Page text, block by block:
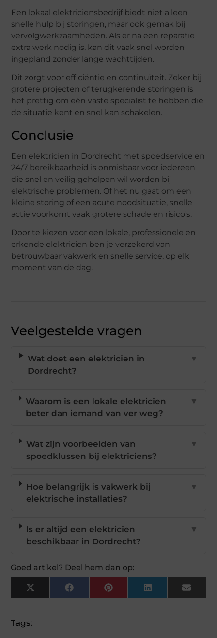
Een lokaal elektriciensbedrijf biedt niet alleen
snelle hulp bij storingen, maar ook gemak bij
vervolgwerkzaamheden. Als er na een reparatie
extra werk nodig is, kan dit vaak snel worden
ingepland zonder lange wachttijden.
Dit zorgt voor efficiëntie en continuïteit. Zeker bij
grotere projecten of terugkerende storingen is
het prettig om één vaste specialist te hebben die
de situatie kent en snel kan schakelen.
Conclusie
Een elektricien in Dordrecht met spoedservice en
24/7 bereikbaarheid is onmisbaar voor iedereen
die snel en veilig geholpen wil worden bij
elektrische problemen. Of het nu gaat om een
kleine storing of een acute noodsituatie, snelle
actie voorkomt vaak grotere schade en risico’s.
Door te kiezen voor een lokale, professionele en
erkende elektricien ben je verzekerd van
betrouwbaar vakwerk en snelle service, op elk
moment van de dag.
Veelgestelde vragen
Wat doet een elektricien in
Dordrecht?
▼
Waarom is een lokale elektricien
beter dan iemand van ver weg?
▼
Wat zijn voorbeelden van
spoedklussen bij elektriciens?
▼
Hoe belangrijk is vakwerk bij
elektrische installaties?
▼
Is er altijd een elektricien
beschikbaar in Dordrecht?
▼
Goed artikel? Deel hem dan op:
X
(Twitter)
FacebookPinterestLinkedInEmail
Tags: